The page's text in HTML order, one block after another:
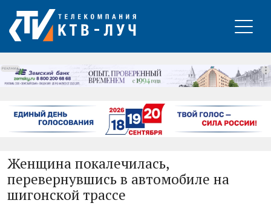
РЕКЛАМА
Женщина покалечилась,
перевернувшись в автомобиле на
шигонской трассе